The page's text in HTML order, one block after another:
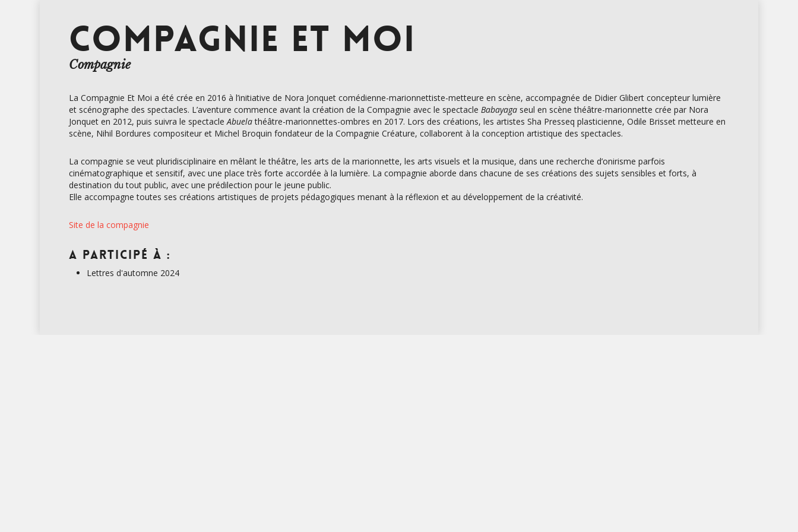
COMPAGNIE ET MOI
Compagnie
La Compagnie Et Moi a été crée en 2016 à l’initiative de Nora Jonquet comédienne-marionnettiste-metteure en scène, accompagnée de Didier Glibert concepteur lumière
et scénographe des spectacles. L’aventure commence avant la création de la Compagnie avec le spectacle Babayagaseul en scène théâtre-marionnette crée par Nora
Jonquet en 2012, puis suivra le spectacleAbuelathéâtre-marionnettes-ombres en 2017. Lors des créations, les artistes Sha Presseq plasticienne, Odile Brisset metteure en
scène, Nihil Bordures compositeur et Michel Broquin fondateur de la Compagnie Créature, collaborent à la conception artistique des spectacles.
La compagnie se veut pluridisciplinaire en mêlant le théâtre, les arts de la marionnette, les arts visuels et la musique, dans une recherche d’onirisme parfois
cinématographique et sensitif, avec une place très forte accordée à la lumière. La compagnie aborde dans chacune de ses créations des sujets sensibles et forts, à
destination du tout public, avec une prédilection pour le jeune public.
Elle accompagne toutes ses créations artistiques de projets pédagogiques menant à la réflexion et au développement de la créativité.
Site de la compagnie
A participé à :
Lettres d'automne 2024